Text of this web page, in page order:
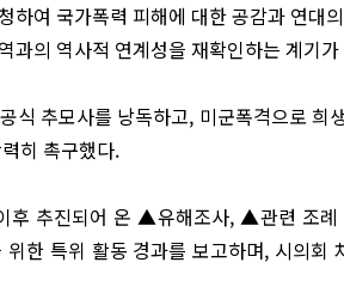
하여 국가폭력 피해에 대한 공감과 연대
과의 역사적 연계성을 재확인하는 계기
식 추모사를 낭독하고, 미군폭격으로 희
히 촉구했다.
후 추진되어 온 ▲유해조사, ▲관련 조
한 특위 활동 경과를 보고하며, 시의회